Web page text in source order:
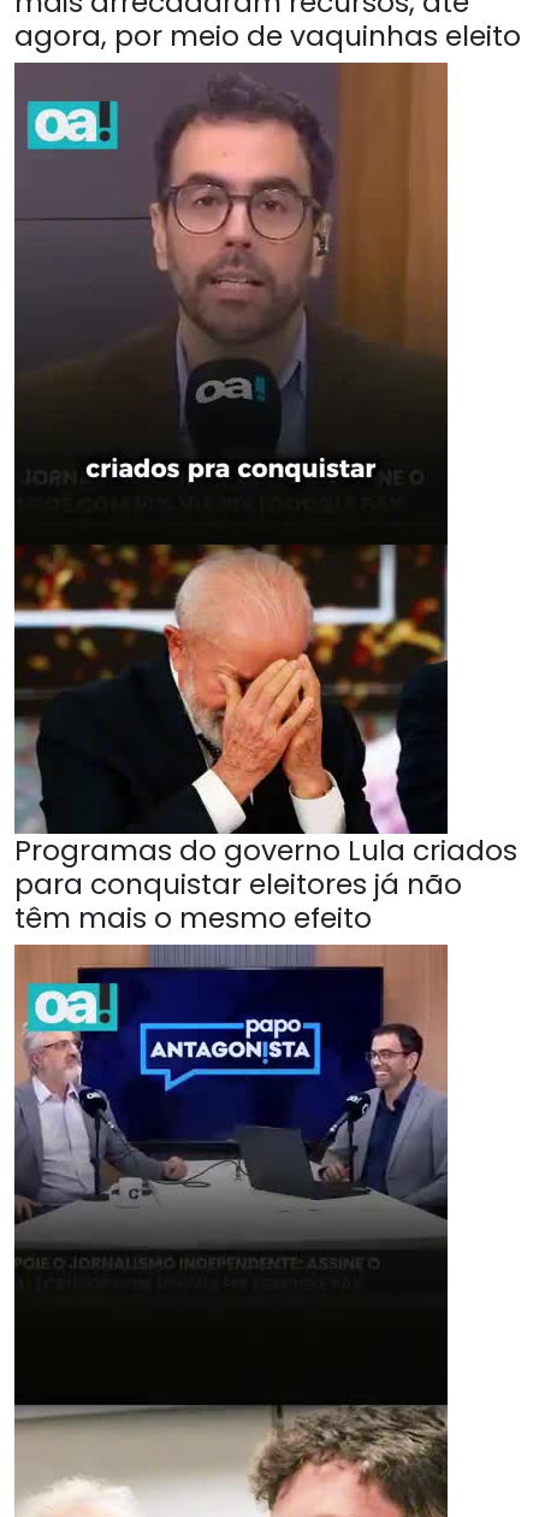
agora, por meio de vaquinhas eleito
Programas do governo Lula criados
para conquistar eleitores já não
têm mais o mesmo efeito